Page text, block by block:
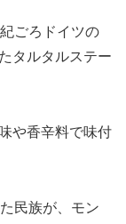
ごろドイツの
タルタルステー
や香辛料で味付
民族が、モン